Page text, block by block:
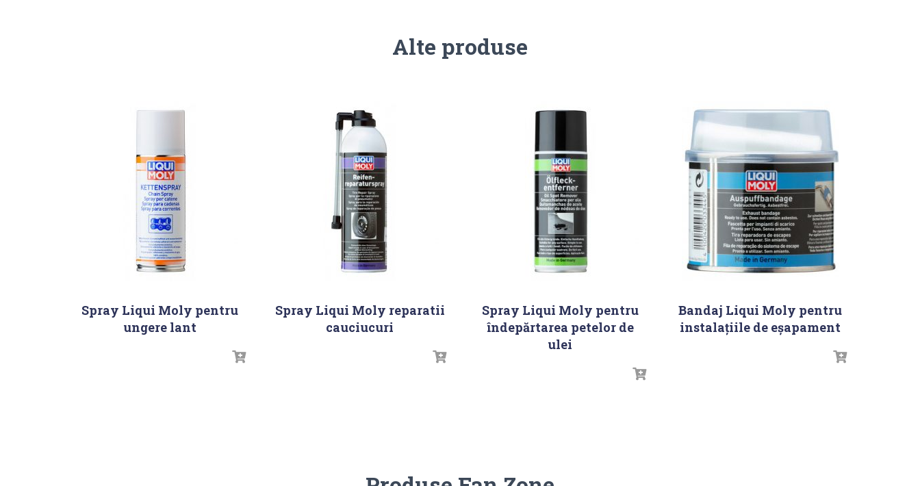
Alte produse
Spray Liqui Moly pentru
ungere lant
Spray Liqui Moly reparatii
cauciucuri
Spray Liqui Moly pentru
îndepărtarea petelor de
ulei
Bandaj Liqui Moly pentru
instalațiile de eșapament